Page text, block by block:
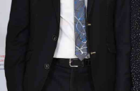
12 – 13 мая 2022 года в
«Профессиональные
17.05.2022